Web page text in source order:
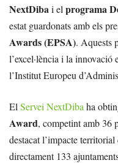
NextDibai el programa
estat guardonats amb els
Awards (EPSA). Aquests
l’excel·lència i la
l’Institut Europeu
El Servei NextDiba ha
Award, competint amb 36
destacat l’impacte
directament 133